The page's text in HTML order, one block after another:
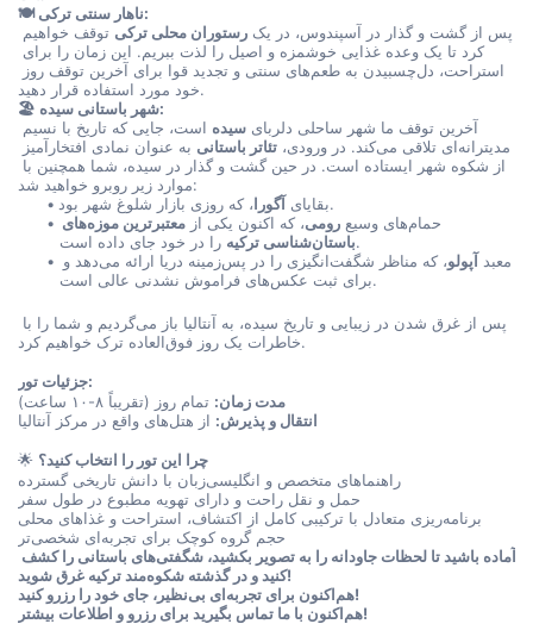
🍽️ ناهار سنتی ترکی:
پس از گشت و گذار در آسپندوس، در یک رستوران محلی ترکی
خود مورد استفاده قرار دهید.
🏖️ شهر باستانی سیده:
آخرین توقف ما شهر ساحلی دلربای سیده
مدیترانه‌ای تلاقی می‌کند. در ورودی،
تئاتر باستانی
موارد زیر روبرو خواهید شد:
بقایای آگورا
، که روزی بازار شلوغ شهر بود.
حمام‌های وسیع
رومی، که اکنون یکی از
باستان‌شناسی ترکیه را در خود جای داده است.
معبد آپولو
برای ثبت عکس‌های فراموش نشدنی عالی است.
خاطرات یک روز فوق‌العاده ترک خواهیم کرد.
جزئیات تور:
مدت زمان: تمام روز (تقریباً ۸-۱۰ ساعت)
انتقال و پذیرش: از هتل‌های واقع در مرکز آنتالیا
🌟 چرا این تور را انتخاب کنید؟
راهنماهای متخصص و انگلیسی‌زبان با دانش تاریخی گسترده
حمل و نقل راحت و دارای تهویه مطبوع در طول سفر
برنامه‌ریزی متعادل با ترکیبی کامل از اکتشاف، استراحت و غذاهای محلی
حجم گروه کوچک برای تجربه‌ای شخصی‌تر
کنید و در گذشته شکوه‌مند ترکیه غرق شوید!
هم‌اکنون برای تجربه‌ای بی‌نظیر، جای خود را رزرو کنید!
هم‌اکنون با ما تماس بگیرید برای رزرو و اطلاعات بیشتر!